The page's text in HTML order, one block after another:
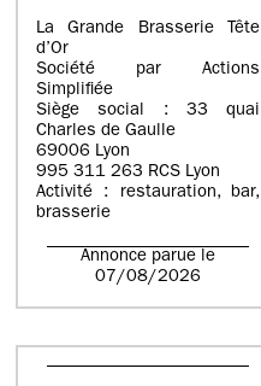
La Grande Brasserie Tête
d’Or
Société par Actions
Simplifiée
Siège social : 33 quai
Charles de Gaulle
69006 Lyon
995 311 263 RCS Lyon
Activité : restauration, bar,
brasserie
Annonce parue le
07/08/2026